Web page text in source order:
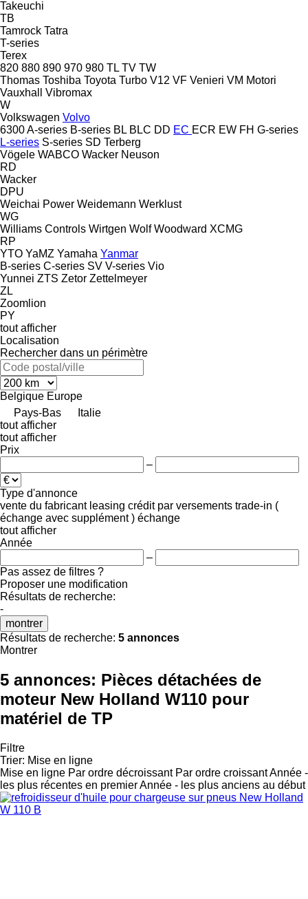
Takeuchi
TB
Tamrock Tatra
T-series
Terex
820 880 890 970 980 TL TV TW
Thomas Toshiba Toyota Turbo V12 VF Venieri VM Motori
Vauxhall
Vibromax
W
Volkswagen Volvo
6300A-series B-series BL BLC DD EC ECR EW FH G-series
L-series S-series SD Terberg
Vögele WABCO Wacker Neuson
RD
Wacker
DPU
Weichai Power Weidemann Werklust
WG
Williams Controls Wirtgen Wolf Woodward XCMG
RP
YTO YaMZ Yamaha Yanmar
B-series C-series SV V-series Vio
Yunnei ZTS Zetor Zettelmeyer
ZL
Zoomlion
PY
tout afficher
Localisation
Rechercher dans un périmètre
Belgique Europe
Pays-Bas
Italie
tout afficher
tout afficher
Prix
–
Type d'annonce
vente du fabricant leasing crédit par versements trade-in (
échange avec supplément ) échange
tout afficher
Année
–
Pas assez de filtres ?
Proposer une modification
Résultats de recherche:
-
montrer
Résultats de recherche: 5 annonces
Montrer
5 annonces: Pièces détachées de
moteur New Holland W110 pour
matériel de TP
Filtre
Trier: Mise en ligne
Mise en ligne Par ordre décroissant Par ordre croissantAnnée -
les plus récentes en premierAnnée - les plus anciens au début